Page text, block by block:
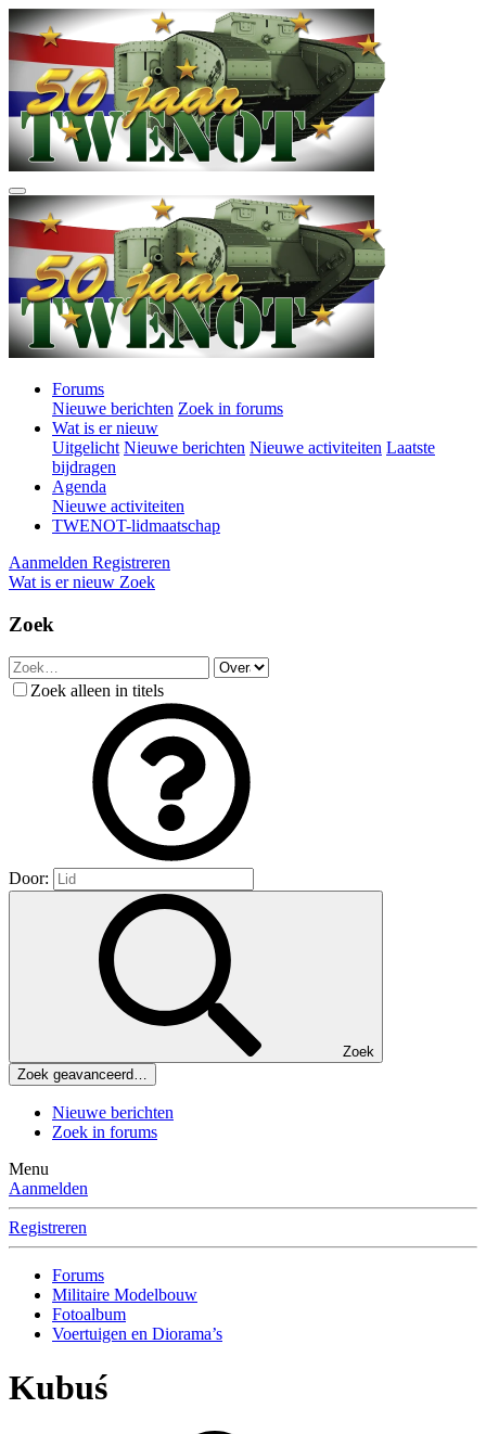
Forums
Nieuwe berichten Zoek in forums
Wat is er nieuw
Uitgelicht Nieuwe berichten Nieuwe activiteiten Laatste
bijdragen
Agenda
Nieuwe activiteiten
TWENOT-lidmaatschap
Aanmelden Registreren
Wat is er nieuw Zoek
Zoek
Zoek alleen in titels
Door:
Zoek
Zoek geavanceerd…
Nieuwe berichten
Zoek in forums
Menu
Aanmelden
Registreren
Forums
Militaire Modelbouw
Fotoalbum
Voertuigen en Diorama’s
Kubuś